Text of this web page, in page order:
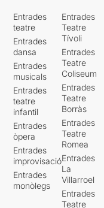
Entrades
teatre
Entrades
dansa
Entrades
musicals
Entrades
teatre
infantil
Entrades
òpera
Entrades
improvisació
Entrades
monòlegs
Entrades
Teatre
Tívoli
Entrades
Teatre
Coliseum
Entrades
Teatre
Borràs
Entrades
Teatre
Romea
Entrades
La
Villarroel
Entrades
Teatre